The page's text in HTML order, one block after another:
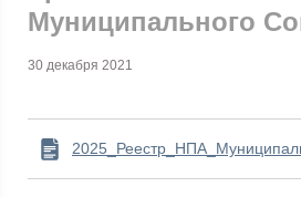
Муниципального
30 декабря 2021